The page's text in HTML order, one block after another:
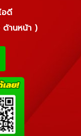
อดี
ด้านหน้า )